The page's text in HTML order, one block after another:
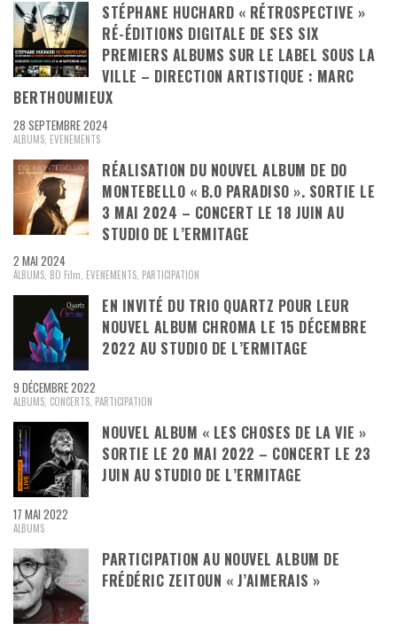
STÉPHANE HUCHARD « RÉTROSPECTIVE »
RÉ-ÉDITIONS DIGITALE DE SES SIX
PREMIERS ALBUMS SUR LE LABEL SOUS LA
VILLE – DIRECTION ARTISTIQUE : MARC
BERTHOUMIEUX
28 SEPTEMBRE 2024
ALBUMS EVENEMENTS
RÉALISATION DU NOUVEL ALBUM DE DO
MONTEBELLO « B.O PARADISO ». SORTIE LE
3 MAI 2024 – CONCERT LE 18 JUIN AU
STUDIO DE L’ERMITAGE
2 MAI 2024
ALBUMS BO Film EVENEMENTS PARTICIPATION
EN INVITÉ DU TRIO QUARTZ POUR LEUR
NOUVEL ALBUM CHROMA LE 15 DÉCEMBRE
2022 AU STUDIO DE L’ERMITAGE
9 DÉCEMBRE 2022
ALBUMS CONCERTS PARTICIPATION
NOUVEL ALBUM « LES CHOSES DE LA VIE »
SORTIE LE 20 MAI 2022 – CONCERT LE 23
JUIN AU STUDIO DE L’ERMITAGE
17 MAI 2022
ALBUMS
PARTICIPATION AU NOUVEL ALBUM DE
FRÉDÉRIC ZEITOUN « J’AIMERAIS »